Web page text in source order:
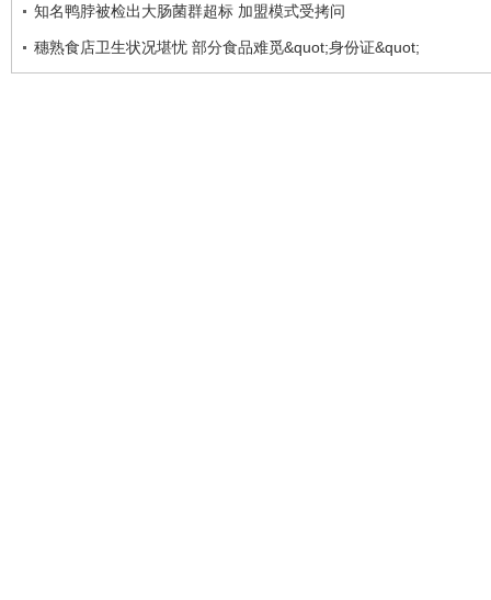
知名鸭脖被检出大肠菌群超标 加盟模式受拷问
穗熟食店卫生状况堪忧 部分食品难觅&quot;身份证&quot;